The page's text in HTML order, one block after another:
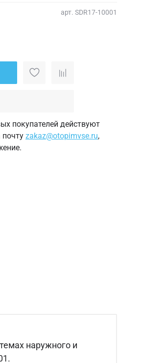
арт. SDR17-10001
покупателей действуют
почту zakaz@otopimvse.ru,
наружного и